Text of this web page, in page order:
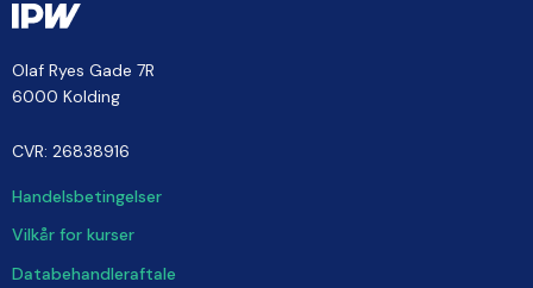
Olaf Ryes Gade 7R
6000 Kolding
CVR: 26838916
Handelsbetingelser
Vilkår for kurser
Databehandleraftale